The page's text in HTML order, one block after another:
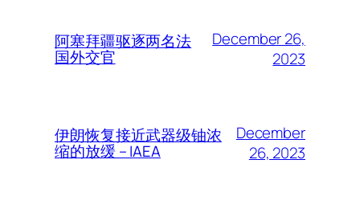
阿塞拜疆驱逐两名法
国外交官
December 26,
2023
伊朗恢复接近武器级铀浓
缩的放缓 – IAEA
December
26, 2023